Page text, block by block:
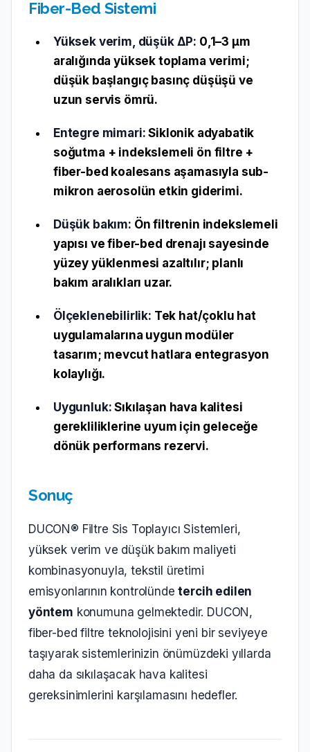
Fiber-Bed Sistemi
Yüksek verim, düşük ΔP: 0,1–3 µm
aralığında yüksek toplama verimi;
düşük başlangıç basınç düşüşü ve
uzun servis ömrü.
Entegre mimari: Siklonik adyabatik
soğutma + indekslemeli ön filtre +
fiber-bed koalesans aşamasıyla sub-
mikron aerosolün etkin giderimi.
Düşük bakım: Ön filtrenin indekslemeli
yapısı ve fiber-bed drenajı sayesinde
yüzey yüklenmesi azaltılır; planlı
bakım aralıkları uzar.
Ölçeklenebilirlik: Tek hat/çoklu hat
uygulamalarına uygun modüler
tasarım; mevcut hatlara entegrasyon
kolaylığı.
Uygunluk: Sıkılaşan hava kalitesi
gerekliliklerine uyum için geleceğe
dönük performans rezervi.
Sonuç
DUCON® Filtre Sis Toplayıcı Sistemleri,
yüksek verim ve düşük bakım maliyeti
kombinasyonuyla, tekstil üretimi
emisyonlarının kontrolündetercih edilen
yöntem konumuna gelmektedir. DUCON,
fiber-bed filtre teknolojisini yeni bir seviyeye
taşıyarak sistemlerinizin önümüzdeki yıllarda
daha da sıkılaşacak hava kalitesi
gereksinimlerini karşılamasını hedefler.